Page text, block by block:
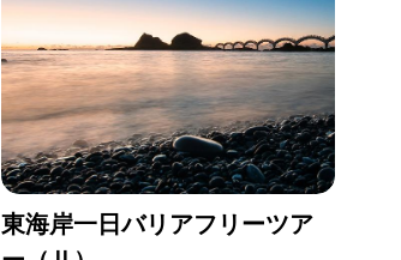
東海岸一日バリアフリーツア